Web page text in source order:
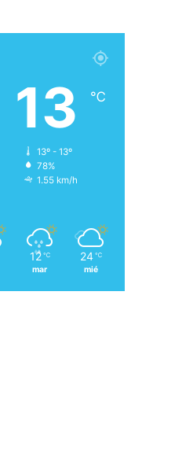
13 ℃
13º - 13º
78%
1.55 km/h
12 ℃
mar
24 ℃
mié